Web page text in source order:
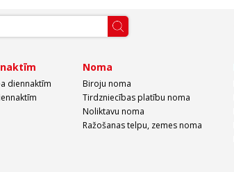
diennaktīm
Noma
Biroju noma
Tirdzniecības platību noma
Noliktavu noma
Ražošanas telpu, zemes noma